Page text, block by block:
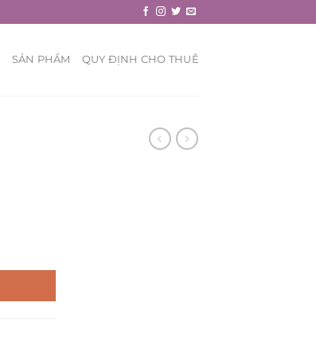
SẢN PHẨM QUY ĐỊNH CHO THUÊ